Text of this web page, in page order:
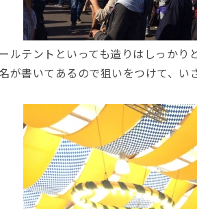
ルテントといっても造りはしっかり
が書いてあるので狙いをつけて、い